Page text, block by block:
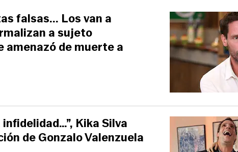
falsas... Los van a
a sujeto
amenazó de muerte a
Kika Silva
de Gonzalo Valenzuela